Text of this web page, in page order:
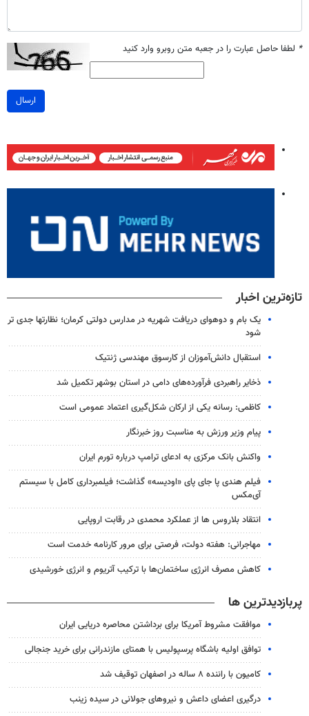
* لطفا حاصل عبارت را در جعبه متن روبرو وارد کنید
ارسال
تازه‌ترین اخبار
یک بام و دوهوای دریافت شهریه در مدارس دولتی کرمان؛ نظارتها جدی تر
شود
استقبال دانش‌آموزان از کارسوق مهندسی ژنتیک
ذخایر راهبردی فرآورده‌های دامی در استان بوشهر تکمیل شد
کاظمی: رسانه یکی از ارکان شکل‌گیری اعتماد عمومی است
پیام وزیر ورزش به مناسبت روز خبرنگار
واکنش بانک مرکزی به ادعای ترامپ درباره تورم ایران
فیلم هندی پا جای پای «اودیسه» گذاشت؛ فیلمبرداری کامل با سیستم
آی‌مکس
انتقاد بلاروس ها از عملکرد محمدی در رقابت اروپایی
مهاجرانی: هفته دولت، فرصتی برای مرور کارنامه خدمت است
کاهش مصرف انرژی ساختمان‌ها با ترکیب آتریوم و انرژی خورشیدی
پربازدیدترین ها
موافقت مشروط آمریکا برای برداشتن محاصره دریایی ایران
توافق اولیه باشگاه پرسپولیس با همتای مازندرانی برای خرید جنجالی
کامیون با راننده ۸ ساله در اصفهان توقیف شد
درگیری اعضای داعش و نیروهای جولانی در سیده زینب